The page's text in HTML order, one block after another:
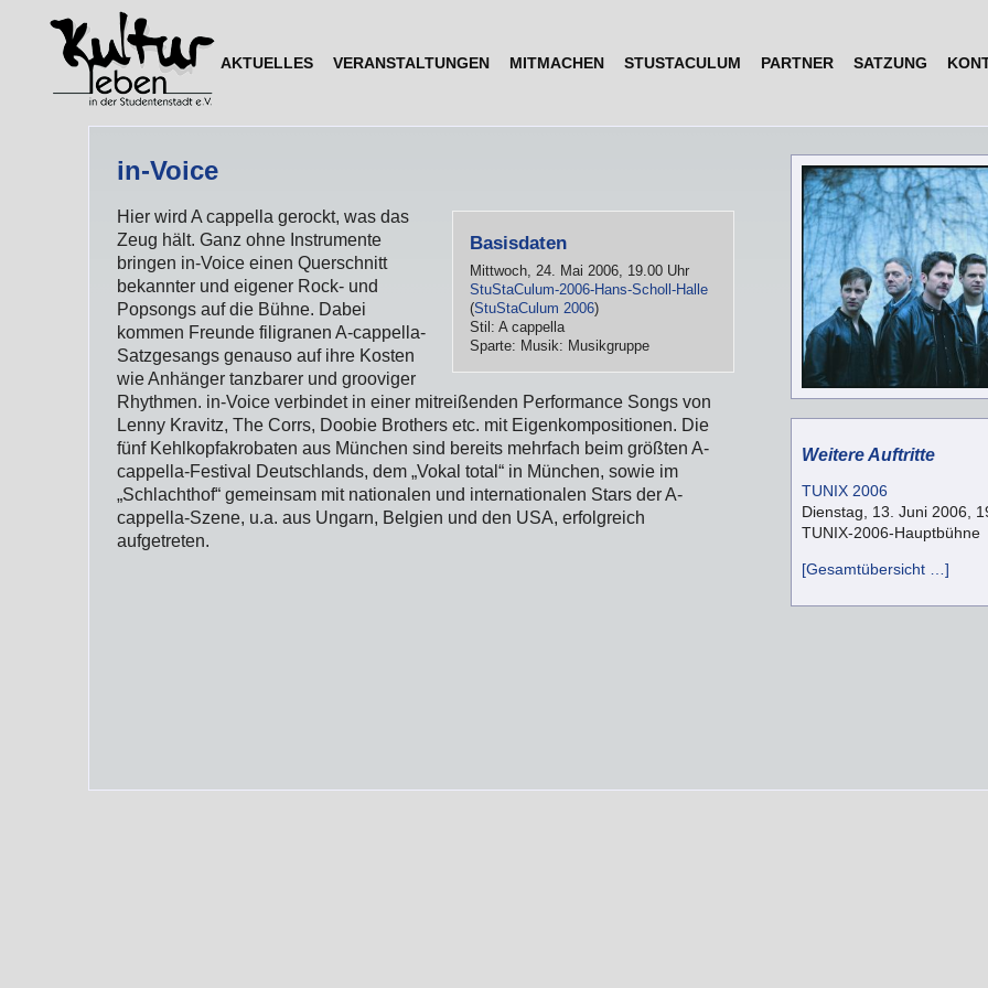
AKTUELLES VERANSTALTUNGEN MITMACHEN STUSTACULUM PARTNER SATZUNG
in-Voice
Basisdaten
Mittwoch, 24. Mai 2006, 19.00 Uhr
StuStaCulum-2006-Hans-Scholl-Halle
(StuStaCulum 2006)
Stil: A cappella
Sparte: Musik: Musikgruppe
Hier wird A cappella gerockt, was das
Zeug hält. Ganz ohne Instrumente
bringen in-Voice einen Querschnitt
bekannter und eigener Rock- und
Popsongs auf die Bühne. Dabei
kommen Freunde filigranen A-cappella-
Satzgesangs genauso auf ihre Kosten
wie Anhänger tanzbarer und grooviger
Rhythmen. in-Voice verbindet in einer mitreißenden Performance Songs von
Lenny Kravitz, The Corrs, Doobie Brothers etc. mit Eigenkompositionen. Die
fünf Kehlkopfakrobaten aus München sind bereits mehrfach beim größten A-
cappella-Festival Deutschlands, dem „Vokal total“ in München, sowie im
„Schlachthof“ gemeinsam mit nationalen und internationalen Stars der A-
cappella-Szene, u.a. aus Ungarn, Belgien und den USA, erfolgreich
aufgetreten.
Weitere Auftritte
TUNIX 2006
Dienstag, 13. Juni 2006,
TUNIX-2006-Hauptbühne
[Gesamtübersicht …]